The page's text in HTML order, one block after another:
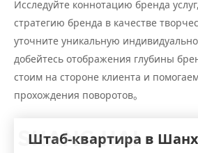
Исследуйте коннотацию бренда
стратегию бренда в качестве
уточните уникальную
добейтесь отображения глубины
стоим на стороне клиента и
прохождения поворотов。
Штаб-квартира в
SHANG HAI